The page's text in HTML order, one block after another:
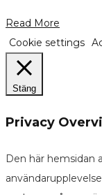
Read More
Cookie settings
Stäng
Privacy
Den här hemsidan